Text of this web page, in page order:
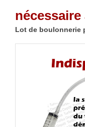
Lot de boulonnerie